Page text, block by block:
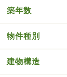
築年数
物件種別
建物構造